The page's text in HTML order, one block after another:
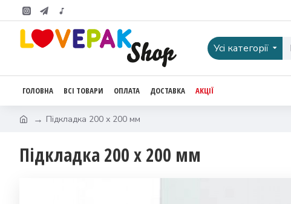
Усі категорії
ГОЛОВНА ВСІ ТОВАРИ ОПЛАТА ДОСТАВКА АКЦІЇ
Підкладка 200 х 200 мм
Підкладка 200 х 200 мм